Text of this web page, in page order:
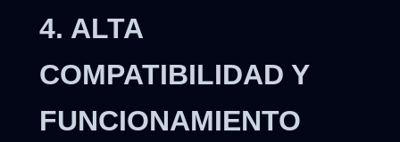
4. ALTA
COMPATIBILIDAD Y
FUNCIONAMIENTO